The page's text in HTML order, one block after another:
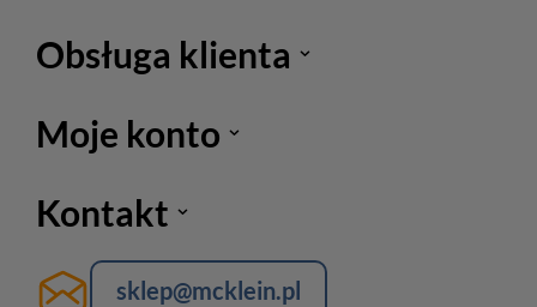
Obsługa klienta
Moje konto
Kontakt
sklep@mcklein.pl